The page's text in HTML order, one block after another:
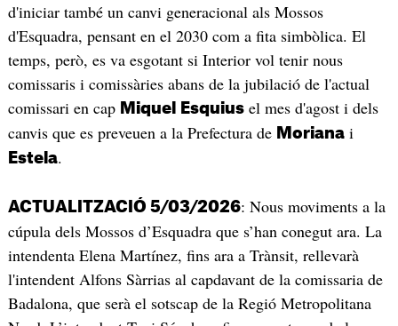
d'iniciar també un canvi generacional als Mossos
d'Esquadra, pensant en el 2030 com a fita simbòlica. El
temps, però, es va esgotant si Interior vol tenir nous
comissaris i comissàries abans de la jubilació de l'actual
comissari en cap Miquel Esquiusel mes d'agost i dels
canvis que es preveuen a la Prefectura de Morianai
Estela.
ACTUALITZACIÓ 5/03/2026: Nous moviments a la
cúpula dels Mossos d’Esquadra que s’han conegut ara. La
intendenta Elena Martínez, fins ara a Trànsit, rellevarà
l'intendent Alfons Sàrrias al capdavant de la comissaria de
Badalona, que serà el sotscap de la Regió Metropolitana